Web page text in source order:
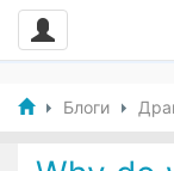
Блоги